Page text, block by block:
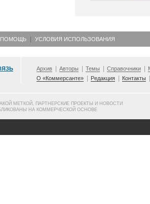
ПОМОЩЬ УСЛОВИЯ ИСПОЛЬЗОВАНИЯ
Архив Авторы Темы Справочники
О «Коммерсанте»
Редакция Контакты
МЕТКОЙ, ПАРТНЕРСКИЕ ПРОЕКТЫ И НОВОСТИ
НА КОММЕРЧЕСКОЙ ОСНОВЕ